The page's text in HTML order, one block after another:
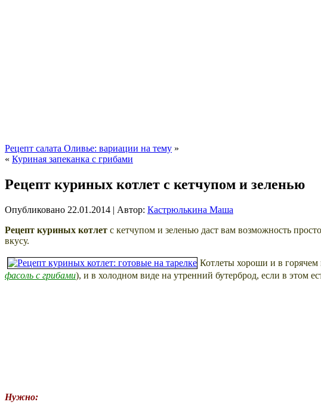
Рецепт салата Оливье: вариации на тему »
« Куриная запеканка с грибами
Рецепт куриных котлет с кетчупом и зеленью
Опубликовано 22.01.2014 | Автор: Кастрюлькина Маша
Рецепт куриных котлет с кетчупом и зеленью даст вам возможность
вкусу.
Котлеты хороши и в
фасоль с грибами), и в холодном виде на утренний бутерброд, если в этом
Нужно: